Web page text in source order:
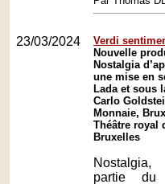
23/03/2024
Verdi
Nouvelle
Nostalgia
une mise en
Lada et sous
Carlo
Monnaie,
Théâtre royal
Bruxelles
partie du